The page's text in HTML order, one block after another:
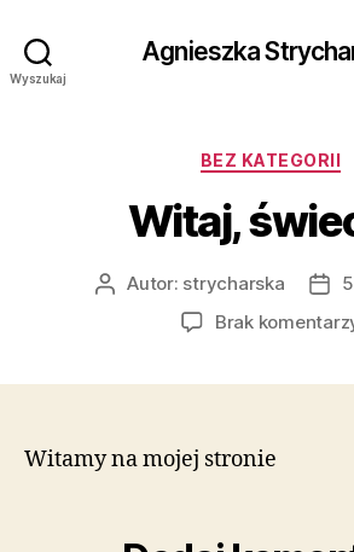
Wyszukaj
Agnieszka
Kategorie
BEZ KATEGORII
Witaj,
AutorAutor: strycharska
Data
Brak
Witamy na mojej stronie